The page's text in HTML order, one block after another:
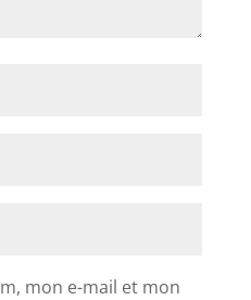
mon e-mail et mon